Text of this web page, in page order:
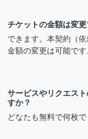
チケットの金額は変更
できます。本契約（
金額の変更は可能です
サービスやリクエス
すか？
どなたも無料で何枚